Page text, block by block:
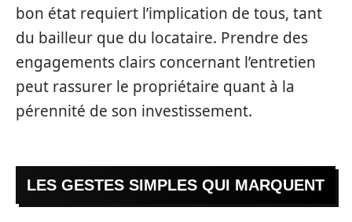
bon état requiert l’implication de tous, tant
du bailleur que du locataire. Prendre des
engagements clairs concernant l’entretien
peut rassurer le propriétaire quant à la
pérennité de son investissement.
LES GESTES SIMPLES QUI MARQUENT